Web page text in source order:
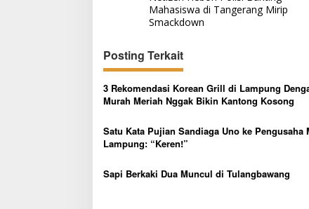
I
a
v
i
g
a
s
i
p
o
s
Mahasiswa di Tangerang Mirip
Smackdown
Posting Terkait
3 Rekomendasi Korean Grill di Lampung
Murah Meriah Nggak Bikin Kantong Kosong
Satu Kata Pujian Sandiaga Uno ke Pengusaha
Lampung: “Keren!”
Sapi Berkaki Dua Muncul di Tulangbawang